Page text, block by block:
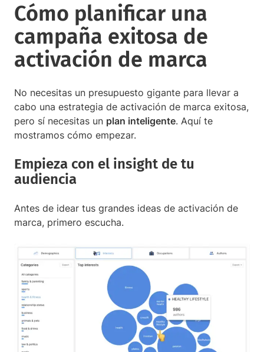
Cómo planificar una
campaña exitosa de
activación de marca
No necesitas un presupuesto gigante para llevar a
cabo una estrategia de activación de marca exitosa,
pero sí necesitas un plan inteligente. Aquí te
mostramos cómo empezar.
Empieza con el insight de tu
audiencia
Antes de idear tus grandes ideas de activación de
marca, primero escucha.